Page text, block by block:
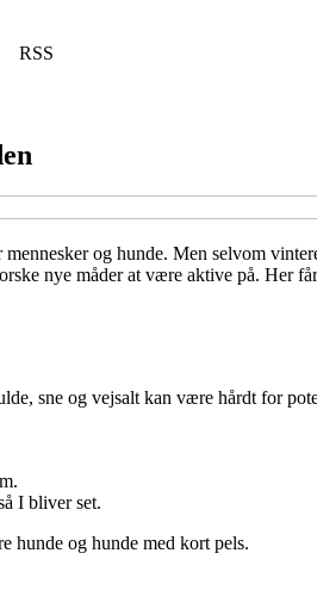
RSS
og hunde. Men selvom
nye måder at være aktive på. Her
sne og vejsalt kan være hårdt for
I bliver set.
hunde og hunde med kort pels.